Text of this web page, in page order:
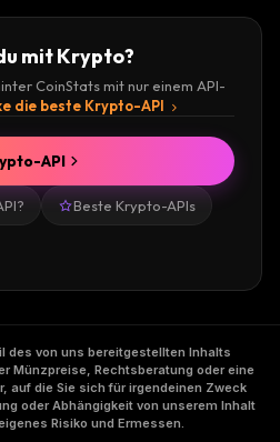
mit Krypto?
CoinStats mit nur einem API-
die beste Krypto-API
Beste Krypto-APIs
API
des von uns bereitgestellten Inhalts
Münzpreise, Rechtsberatung oder eine
auf die Sie sich für irgendeinen Zweck
oder Abhängigkeit von unserem Inhalt
Risiko und Ermessen.